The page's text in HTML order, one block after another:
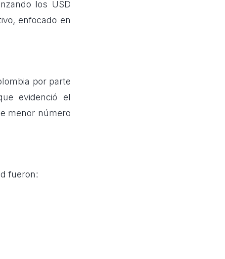
los USD
enfocado en
por parte
evidenció el
menor número
fueron: